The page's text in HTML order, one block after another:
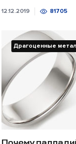
12.12.2019 81705
Драгоценные